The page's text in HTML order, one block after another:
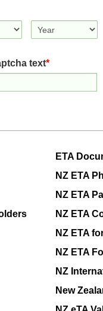
text*
ETA
NZ ETA
NZ ETA
NZ ETA
NZ ETA
NZ ETA
NZ
New